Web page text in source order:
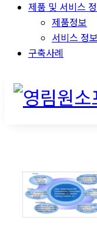
제품 및 서비스
제품정보
서비스 정
구축사례